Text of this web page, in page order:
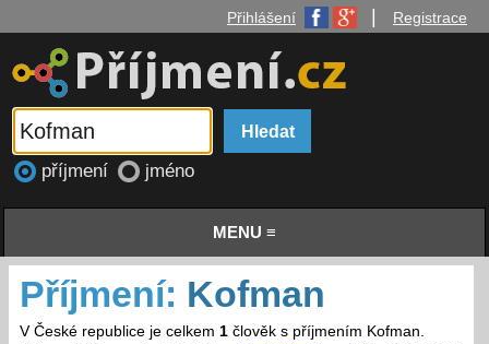
Přihlášení Registrace
příjmení jméno
MENU ≡
Příjmení: Kofman
V České republice je celkem 1člověk s příjmením Kofman.